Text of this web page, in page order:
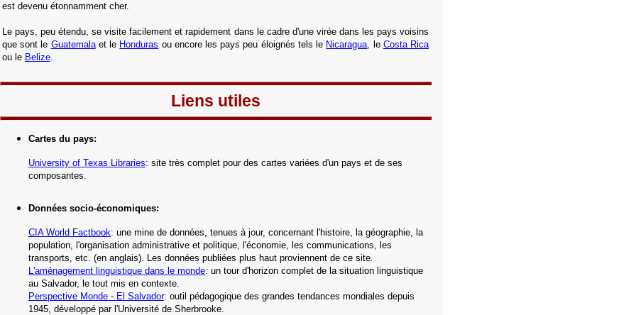
est devenu étonnamment cher.
Le pays, peu étendu, se visite facilement et rapidement dans le cadre d'une virée dans les pays voisins
que sont le Guatemalaet le Honduras ou encore les pays peu éloignés tels le Nicaragua, le Costa Rica
ou le Belize.
Liens utiles
Cartes du pays:
University of Texas Libraries: site très complet pour des cartes variées d'un pays et de ses
composantes.
Données socio-économiques:
CIA World Factbook: une mine de données, tenues à jour, concernant l'histoire, la géographie, la
population, l'organisation administrative et politique, l'économie, les communications, les
transports, etc. (en anglais). Les données publiées plus haut proviennent de ce site.
L'aménagement linguistique dans le monde: un tour d'horizon complet de la situation linguistique
au Salvador, le tout mis en contexte.
Perspective Monde - El Salvador: outil pédagogique des grandes tendances mondiales depuis
1945, développé par l'Université de Sherbrooke.